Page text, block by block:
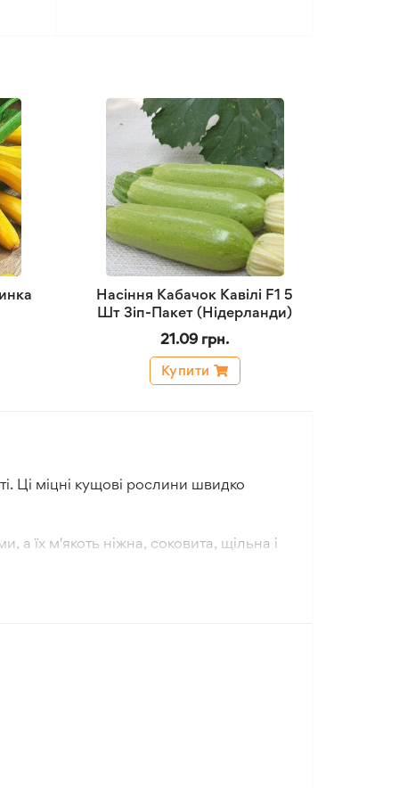
Насіння Кабачок Кавілі F1 5
Шт Зіп-Пакет (Нідерланди)
21.09 грн.
Купити
Ці міцні кущові рослини швидко
а їх м'якоть ніжна, соковита, щільна і